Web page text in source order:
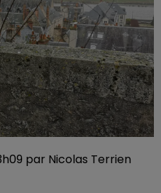
par Nicolas Terrien